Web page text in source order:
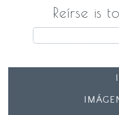
Reírse is